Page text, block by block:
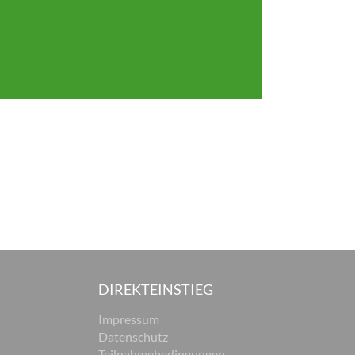
DIREKTEINSTIEG
Impressum
Datenschutz